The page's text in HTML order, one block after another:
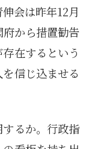
会は昨年12月
から措置勧告
在するという
信じ込ませる
るか。行政指